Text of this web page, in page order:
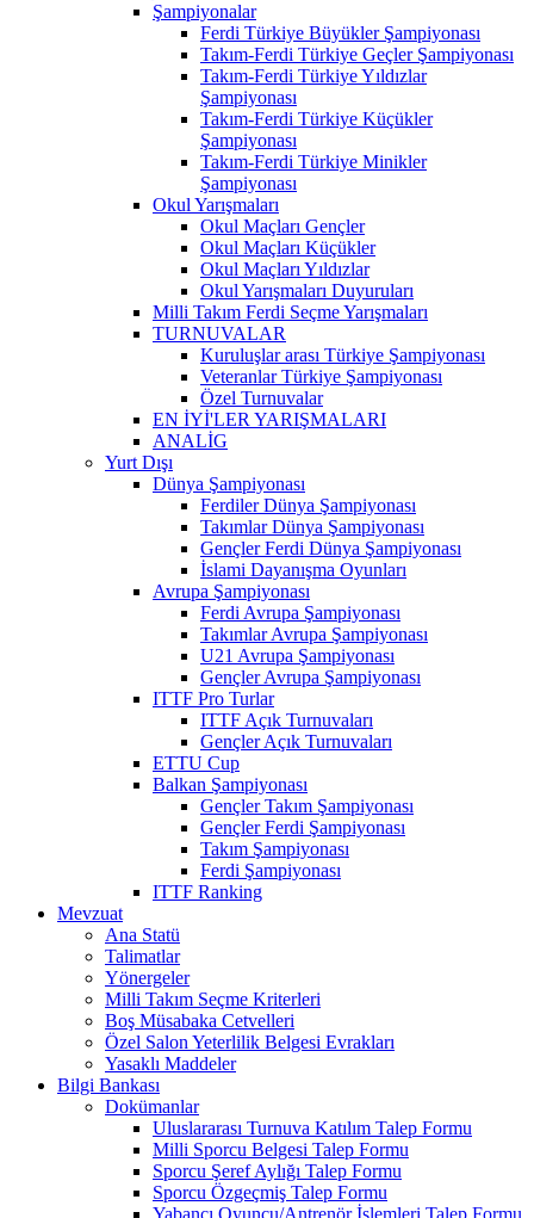
Şampiyonalar
Ferdi Türkiye Büyükler Şampiyonası
Takım-Ferdi Türkiye Geçler Şampiyonası
Takım-Ferdi Türkiye Yıldızlar
Şampiyonası
Takım-Ferdi Türkiye Küçükler
Şampiyonası
Takım-Ferdi Türkiye Minikler
Şampiyonası
Okul Yarışmaları
Okul Maçları Gençler
Okul Maçları Küçükler
Okul Maçları Yıldızlar
Okul Yarışmaları Duyuruları
Milli Takım Ferdi Seçme Yarışmaları
TURNUVALAR
Kuruluşlar arası Türkiye Şampiyonası
Veteranlar Türkiye Şampiyonası
Özel Turnuvalar
EN İYİ'LER YARIŞMALARI
ANALİG
Yurt Dışı
Dünya Şampiyonası
Ferdiler Dünya Şampiyonası
Takımlar Dünya Şampiyonası
Gençler Ferdi Dünya Şampiyonası
İslami Dayanışma Oyunları
Avrupa Şampiyonası
Ferdi Avrupa Şampiyonası
Takımlar Avrupa Şampiyonası
U21 Avrupa Şampiyonası
Gençler Avrupa Şampiyonası
ITTF Pro Turlar
ITTF Açık Turnuvaları
Gençler Açık Turnuvaları
ETTU Cup
Balkan Şampiyonası
Gençler Takım Şampiyonası
Gençler Ferdi Şampiyonası
Takım Şampiyonası
Ferdi Şampiyonası
ITTF Ranking
Mevzuat
Ana Statü
Talimatlar
Yönergeler
Milli Takım Seçme Kriterleri
Boş Müsabaka Cetvelleri
Özel Salon Yeterlilik Belgesi Evrakları
Yasaklı Maddeler
Bilgi Bankası
Dokümanlar
Uluslararası Turnuva Katılım Talep Formu
Milli Sporcu Belgesi Talep Formu
Sporcu Şeref Aylığı Talep Formu
Sporcu Özgeçmiş Talep Formu
Yabancı Oyuncu/Antrenör İşlemleri Talep Formu